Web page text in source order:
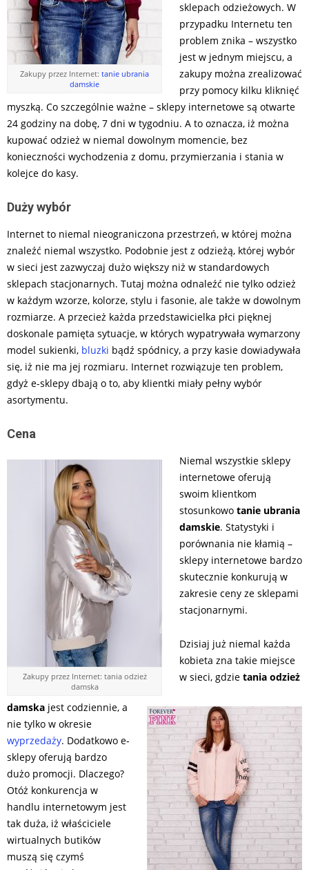
Zakupy przez Internet: tanie ubrania
damskie
sklepach odzieżowych. W
przypadku Internetu ten
problem znika – wszystko
jest w jednym miejscu, a
zakupy można zrealizować
przy pomocy kilku kliknięć
myszką. Co szczególnie ważne – sklepy internetowe są otwarte
24 godziny na dobę, 7 dni w tygodniu. A to oznacza, iż można
kupować odzież w niemal dowolnym momencie, bez
konieczności wychodzenia z domu, przymierzania i stania w
kolejce do kasy.
Duży wybór
Internet to niemal nieograniczona przestrzeń, w której można
znaleźć niemal wszystko. Podobnie jest z odzieżą, której wybór
w sieci jest zazwyczaj dużo większy niż w standardowych
sklepach stacjonarnych. Tutaj można odnaleźć nie tylko odzież
w każdym wzorze, kolorze, stylu i fasonie, ale także w dowolnym
rozmiarze. A przecież każda przedstawicielka płci pięknej
doskonale pamięta sytuacje, w których wypatrywała wymarzony
model sukienki, bluzki bądź spódnicy, a przy kasie dowiadywała
się, iż nie ma jej rozmiaru. Internet rozwiązuje ten problem,
gdyż e-sklepy dbają o to, aby klientki miały pełny wybór
asortymentu.
Cena
Zakupy przez Internet: tania odzież
damska
Niemal wszystkie sklepy
internetowe oferują
swoim klientkom
stosunkowo tanie ubrania
damskie. Statystyki i
porównania nie kłamią –
sklepy internetowe bardzo
skutecznie konkurują w
zakresie ceny ze sklepami
stacjonarnymi.
Dzisiaj już niemal każda
kobieta zna takie miejsce
w sieci, gdzie tania odzież
damska jest codziennie, a
nie tylko w okresie
wyprzedaży. Dodatkowo e-
sklepy oferują bardzo
dużo promocji. Dlaczego?
Otóż konkurencja w
handlu internetowym jest
tak duża, iż właściciele
wirtualnych butików
muszą się czymś